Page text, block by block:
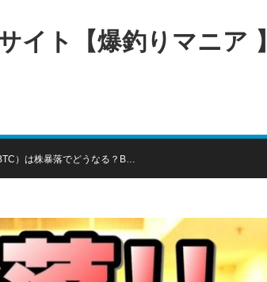
イト【爆釣りマニア 】
）は株暴落でどうなる？B…